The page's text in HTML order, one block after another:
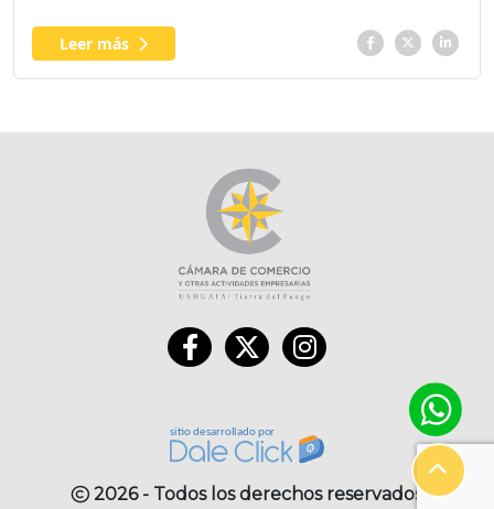
Leer más
2026 - Todos los derechos reservados